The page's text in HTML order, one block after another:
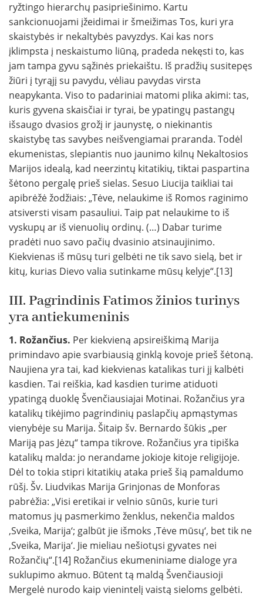
ryžtingo hierarchų pasipriešinimo. Kartu
sankcionuojami įžeidimai ir šmeižimas Tos, kuri yra
skaistybės ir nekaltybės pavyzdys. Kai kas nors
įklimpsta į neskaistumo liūną, pradeda nekęsti to, kas
jam tampa gyvu sąžinės priekaištu. Iš pradžių susitepęs
žiūri į tyrąjį su pavydu, vėliau pavydas virsta
neapykanta. Viso to padariniai matomi plika akimi: tas,
kuris gyvena skaisčiai ir tyrai, be ypatingų pastangų
išsaugo dvasios grožį ir jaunystę, o niekinantis
skaistybę tas savybes neišvengiamai praranda. Todėl
ekumenistas, slepiantis nuo jaunimo kilnų Nekaltosios
Marijos idealą, kad neerzintų kitatikių, tiktai paspartina
šėtono pergalę prieš sielas. Sesuo Liucija taikliai tai
apibrėžė žodžiais: „Tėve, nelaukime iš Romos raginimo
atsiversti visam pasauliui. Taip pat nelaukime to iš
vyskupų ar iš vienuolių ordinų. (…) Dabar turime
pradėti nuo savo pačių dvasinio atsinaujinimo.
Kiekvienas iš mūsų turi gelbėti ne tik savo sielą, bet ir
kitų, kurias Dievo valia sutinkame mūsų kelyje“.[13]
III. Pagrindinis Fatimos žinios turinys
yra antiekumeninis
1. Rožančius. Per kiekvieną apsireiškimą Marija
primindavo apie svarbiausią ginklą kovoje prieš šėtoną.
Naujiena yra tai, kad kiekvienas katalikas turi jį kalbėti
kasdien. Tai reiškia, kad kasdien turime atiduoti
ypatingą duoklę Švenčiausiajai Motinai. Rožančius yra
katalikų tikėjimo pagrindinių paslapčių apmąstymas
vienybėje su Marija. Šitaip šv. Bernardo šūkis „per
Mariją pas Jėzų“ tampa tikrove. Rožančius yra tipiška
katalikų malda: jo nerandame jokioje kitoje religijoje.
Dėl to tokia stipri kitatikių ataka prieš šią pamaldumo
rūšį. Šv. Liudvikas Marija Grinjonas de Monforas
pabrėžia: „Visi eretikai ir velnio sūnūs, kurie turi
matomus jų pasmerkimo ženklus, nekenčia maldos
,Sveika, Marija‘; galbūt jie išmoks ,Tėve mūsų‘, bet tik ne
,Sveika, Marija‘. Jie mieliau nešiotųsi gyvates nei
Rožančių“.[14] Rožančius ekumeniniame dialoge yra
suklupimo akmuo. Būtent tą maldą Švenčiausioji
Mergelė nurodo kaip vienintelį vaistą sieloms gelbėti.